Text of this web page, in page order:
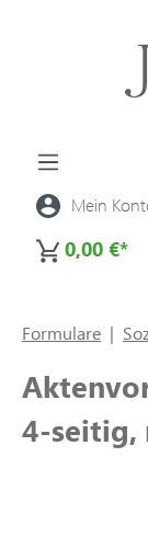
Mein
0,00 €*
Formulare |
4-seitig,